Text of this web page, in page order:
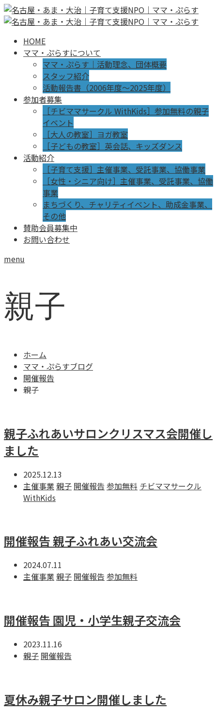
HOME
ママ・ぷらすについて
ママ・ぷらす｜活動理念、団体概要
スタッフ紹介
活動報告書（2006年度～2025年度）
参加者募集
［チビママサークル WithKids］参加無料の親子
イベント
［大人の教室］ヨガ教室
［子どもの教室］英会話、キッズダンス
活動紹介
［子育て支援］主催事業、受託事業、協働事業
［女性・シニア向け］主催事業、受託事業、協働
事業
まちづくり、チャリティイベント、助成金事業、
その他
賛助会員募集中
お問い合わせ
menu
親子
ホーム
ママ・ぷらすブログ
開催報告
親子
親子ふれあいサロンクリスマス会開催し
ました
2025.12.13
主催事業 親子 開催報告 参加無料 チビママサークル
WithKids
開催報告 親子ふれあい交流会
2024.07.11
主催事業親子 開催報告 参加無料
開催報告 園児・小学生親子交流会
2023.11.16
親子 開催報告
夏休み親子サロン開催しました